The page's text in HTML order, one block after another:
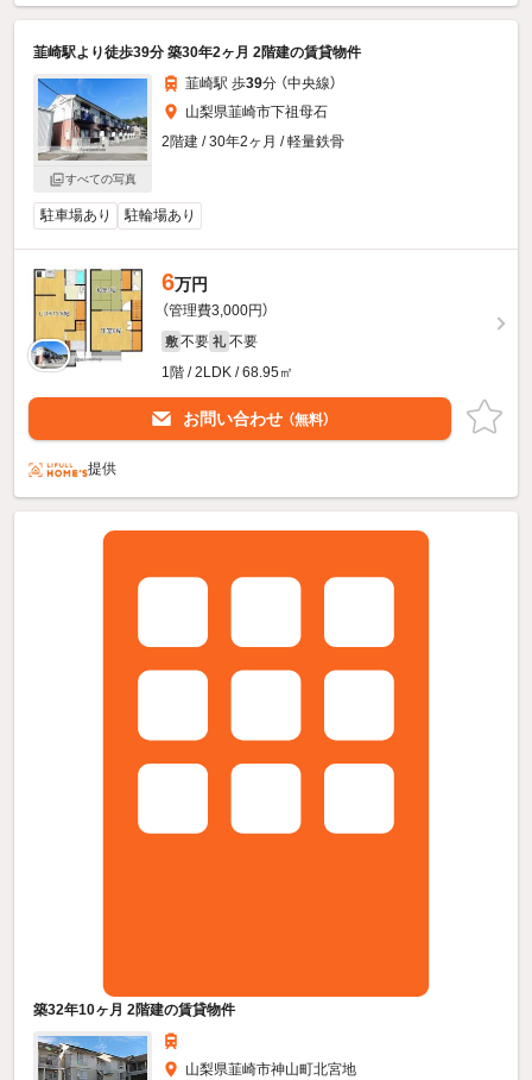
韮崎駅より徒歩39分 築30年2ヶ月 2階建の賃貸物件
すべての写真
韮崎駅 歩39分 （中央線）
山梨県韮崎市下祖母石
2階建 / 30年2ヶ月 / 軽量鉄骨
駐車場あり 駐輪場あり
6万円
（管理費3,000円）
敷 不要 礼 不要
1階 / 2LDK / 68.95㎡
お問い合わせ （無料）
提供
築32年10ヶ月 2階建の賃貸物件
山梨県韮崎市神山町北宮地